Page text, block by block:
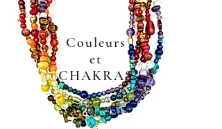
Couleurs
et
CHAKRAS